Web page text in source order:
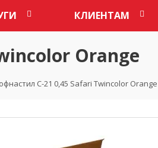
КЛИЕНТАМ
Orange
С-21 0,45 Safari Twincolor Orange